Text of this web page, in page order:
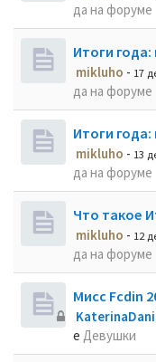
да на форуме
Итоги года:
mikluho - 17
да на форуме
Итоги года:
mikluho - 13
да на форуме
Что такое
mikluho - 12
да на форуме
Мисс Fcdin
е Девушки